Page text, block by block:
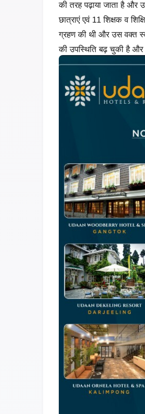
की तरह पढ़ाया जाता है और
छात्राएं एवं 11 शिक्षक व
ग्रहण की थी और उस वक्त
की उपस्थिति बढ़ चुकी है और